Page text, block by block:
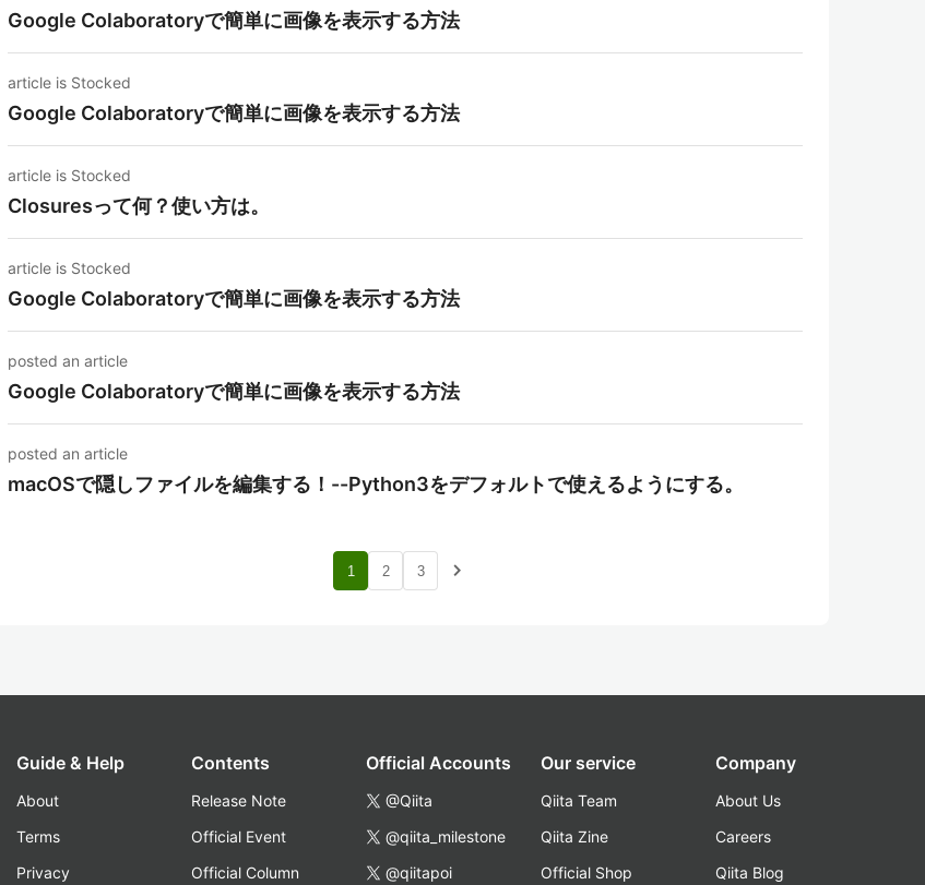
Google Colaboratoryで簡単に画像を表示する方法
article is Stocked
Google Colaboratoryで簡単に画像を表示する方法
article is Stocked
Closuresって何？使い方は。
article is Stocked
Google Colaboratoryで簡単に画像を表示する方法
posted an article
Google Colaboratoryで簡単に画像を表示する方法
posted an article
macOSで隠しファイルを編集する！--Python3をデフォルトで使えるようにする。
1 2 3 navigate_next
Guide & Help
About
Terms
Privacy
Contents
Release Note
Official Event
Official Column
Official Accounts
@Qiita
@qiita_milestone
@qiitapoi
Our service
Qiita Team
Qiita Zine
Official Shop
Company
About Us
Careers
Qiita Blog